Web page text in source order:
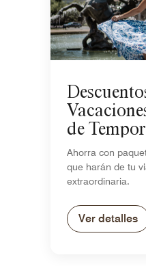
de
Ahorra con
que harán de tu
extraordinaria.
Ver detalles